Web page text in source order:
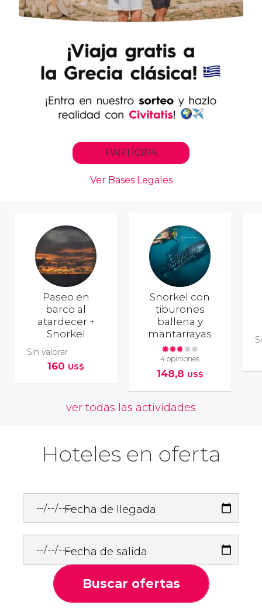
Paseo en
barco al
atardecer +
Snorkel
Sin valorar
160 US$
Snorkel con
tiburones
ballena y
mantarrayas
4 opiniones
148,8 US$
ver todas las actividades
Hoteles en oferta
Fecha de llegada
Fecha de salida
Buscar ofertas